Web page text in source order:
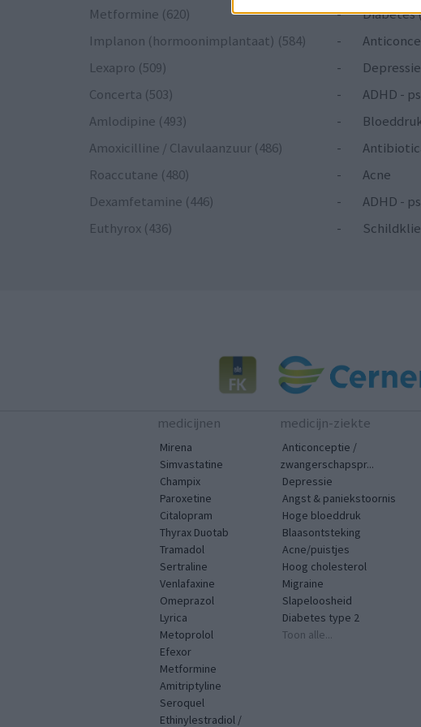
Metformine (620)
-
Diabetes
Implanon (hormoonimplantaat) (584)
-
Lexapro (509)
-
Concerta (503)
-
ADHD -
Amlodipine (493)
-
Amoxicilline / Clavulaanzuur (486)
-
Roaccutane (480)
-
Acne
Dexamfetamine (446)
-
ADHD -
Euthyrox (436)
-
medicijnen
Mirena
Simvastatine
Champix
Paroxetine
Citalopram
Thyrax Duotab
Tramadol
Sertraline
Venlafaxine
Omeprazol
Lyrica
Metoprolol
Efexor
Metformine
Amitriptyline
Seroquel
Ethinylestradiol /
medicijn-ziekte
Anticonceptie /
zwangerschapspr...
Depressie
Angst & paniekstoornis
Hoge bloeddruk
Blaasontsteking
Acne/puistjes
Hoog cholesterol
Migraine
Slapeloosheid
Diabetes type 2
Toon alle...